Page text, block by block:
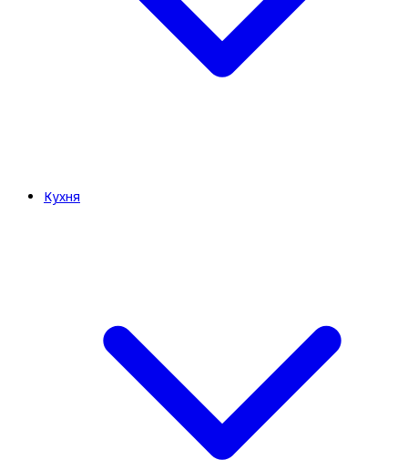
Кухня